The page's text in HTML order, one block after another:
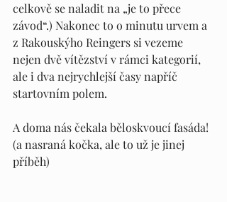
celkově se naladit na „je to přece
závod“.) Nakonec to o minutu urvem a
z Rakouskýho Reingers si vezeme
nejen dvě vítězství v rámci kategorií,
ale i dva nejrychlejší časy napříč
startovním polem.
A doma nás čekala běloskvoucí fasáda!
(a nasraná kočka, ale to už je jinej
příběh)